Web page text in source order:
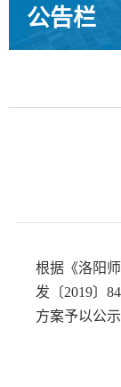
公告栏
根据《洛阳
发〔2019〕
方案予以公示